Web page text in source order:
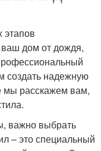
дом от дождя,
создать надежную
мы расскажем вам,
важно выбрать
– это специальный